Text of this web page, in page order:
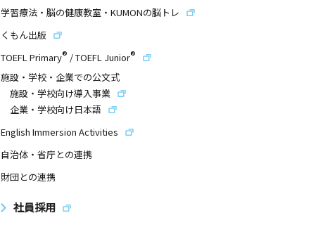
学習療法・脳の健康教室・KUMONの脳トレ
くもん出版
TOEFL Primary® /TOEFL Junior®
施設・学校・企業での公文式
施設・学校向け導入事業
企業・学校向け日本語
English Immersion Activities
自治体・省庁との連携
財団との連携
社員採用